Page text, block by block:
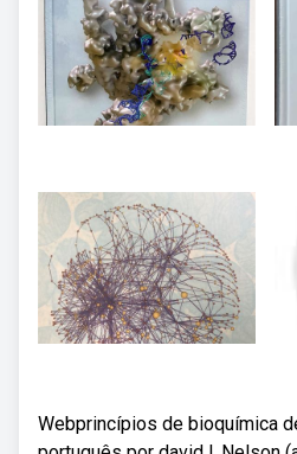
Webprincípios de bioquímica